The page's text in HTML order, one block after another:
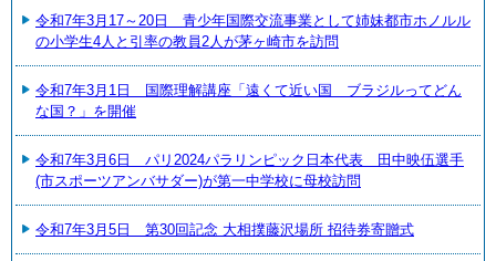
令和7年3月17～20日 青少年国際交流事業として姉妹都市ホノルル
の小学生4人と引率の教員2人が茅ヶ崎市を訪問
令和7年3月1日 国際理解講座「遠くて近い国 ブラジルってどん
な国？」を開催
令和7年3月6日 パリ2024パラリンピック日本代表 田中映伍選手
(市スポーツアンバサダー)が第一中学校に母校訪問
令和7年3月5日 第30回記念 大相撲藤沢場所 招待券寄贈式